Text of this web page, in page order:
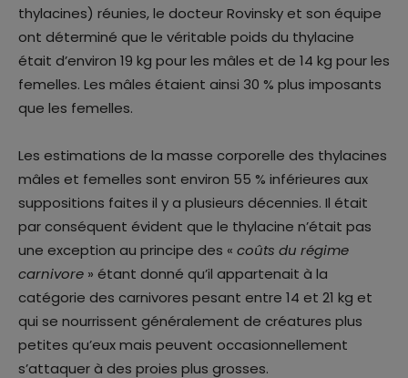
thylacines) réunies, le docteur Rovinsky et son équipe
ont déterminé que le véritable poids du thylacine
était d’environ 19 kg pour les mâles et de 14 kg pour les
femelles. Les mâles étaient ainsi 30 % plus imposants
que les femelles.
Les estimations de la masse corporelle des thylacines
mâles et femelles sont environ 55 % inférieures aux
suppositions faites il y a plusieurs décennies. Il était
par conséquent évident que le thylacine n’était pas
une exception au principe des « coûts du régime
carnivore » étant donné qu’il appartenait à la
catégorie des carnivores pesant entre 14 et 21 kg et
qui se nourrissent généralement de créatures plus
petites qu’eux mais peuvent occasionnellement
s’attaquer à des proies plus grosses.